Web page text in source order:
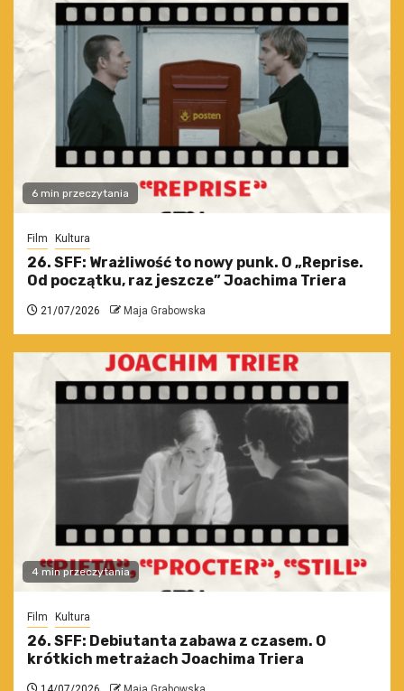
6 min przeczytania
Film Kultura
26. SFF: Wrażliwość to nowy punk. O „Reprise.
Od początku, raz jeszcze” Joachima Triera
21/07/2026 Maja Grabowska
4 min przeczytania
Film Kultura
26. SFF: Debiutanta zabawa z czasem. O
krótkich metrażach Joachima Triera